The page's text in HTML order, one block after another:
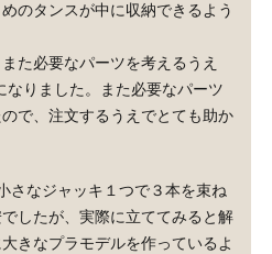
のタンスが中に収納できるよう
た必要なパーツを考えるうえ
なりました。また必要なパーツ
で、注文するうえでとても助か
さなジャッキ１つで３本を束ね
したが、実際に立ててみると解
きなプラモデルを作っているよ